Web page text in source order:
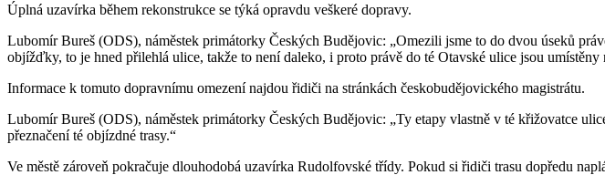
Úplná uzavírka během rekonstrukce se týká opravdu veškeré dopravy.
Lubomír Bureš (ODS), náměstek primátorky Českých Budějovic: „Omezili jsme to do dvou úseků
objížďky, to je hned přilehlá ulice, takže to není daleko, i proto právě do té Otavské ulice jsou umístěny
Informace k tomuto dopravnímu omezení najdou řidiči na stránkách českobudějovického magistrátu.
Lubomír Bureš (ODS), náměstek primátorky Českých Budějovic: „Ty etapy vlastně v té křižovatce
přeznačení té objízdné trasy.“
Ve městě zároveň pokračuje dlouhodobá uzavírka Rudolfovské třídy. Pokud si řidiči trasu dopředu